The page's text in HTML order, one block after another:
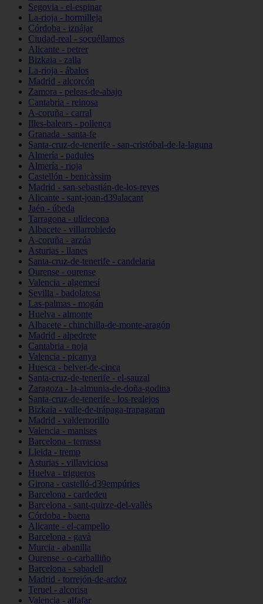
Segovia - el-espinar
La-rioja - hormilleja
Córdoba - iznájar
Ciudad-real - socuéllamos
Alicante - petrer
Bizkaia - zalla
La-rioja - ábalos
Madrid - alcorcón
Zamora - peleas-de-abajo
Cantabria - reinosa
A-coruña - carral
Illes-balears - pollença
Granada - santa-fe
Santa-cruz-de-tenerife - san-cristóbal-de-la-laguna
Almería - padules
Almería - rioja
Castellón - benicàssim
Madrid - san-sebastián-de-los-reyes
Alicante - sant-joan-d39alacant
Jaén - úbeda
Tarragona - ulldecona
Albacete - villarrobledo
A-coruña - arzúa
Asturias - llanes
Santa-cruz-de-tenerife - candelaria
Ourense - ourense
Valencia - algemesí
Sevilla - badolatosa
Las-palmas - mogán
Huelva - almonte
Albacete - chinchilla-de-monte-aragón
Madrid - alpedrete
Cantabria - noja
Valencia - picanya
Huesca - belver-de-cinca
Santa-cruz-de-tenerife - el-sauzal
Zaragoza - la-almunia-de-doña-godina
Santa-cruz-de-tenerife - los-realejos
Bizkaia - valle-de-trápaga-trapagaran
Madrid - valdemorillo
Valencia - manises
Barcelona - terrassa
Lleida - tremp
Asturias - villaviciosa
Huelva - trigueros
Girona - castelló-d39empúries
Barcelona - cardedeu
Barcelona - sant-quirze-del-vallès
Córdoba - baena
Alicante - el-campello
Barcelona - gavà
Murcia - abanilla
Ourense - o-carballiño
Barcelona - sabadell
Madrid - torrejón-de-ardoz
Teruel - alcorisa
Valencia - alfafar